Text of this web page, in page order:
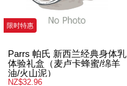
限时特惠
Parrs 帕氏 新西兰经典身体乳
体验礼盒（麦卢卡蜂蜜/绵羊
油/火山泥）
NZ$32.96